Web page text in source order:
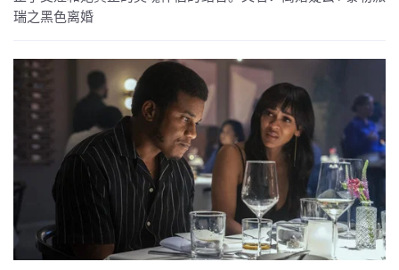
瑞之黑色离婚